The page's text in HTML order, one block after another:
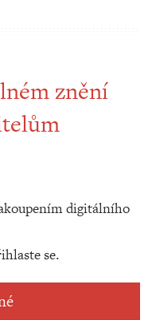
znění
digitálního
se.